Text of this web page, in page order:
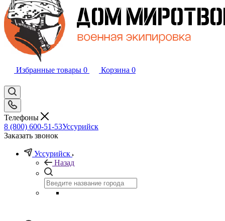
Избранные товары 0 Корзина 0
Телефоны
8 (800) 600-51-53Уссурийск
Заказать звонок
Уссурийск
Назад